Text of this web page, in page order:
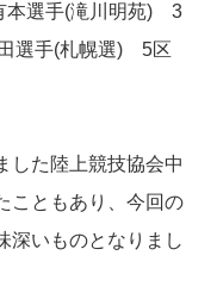
選手(滝川明苑) 3
選手(札幌選) 5区
した陸上競技協会中
こともあり、今回の
深いものとなりまし